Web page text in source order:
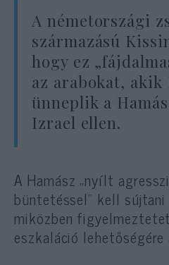
A németországi
származású
hogy ez
az arabokat, akik
ünneplik a
Izrael ellen.
A Hamász „nyílt
büntetéssel” kell
miközben
eszkaláció lehetőségére